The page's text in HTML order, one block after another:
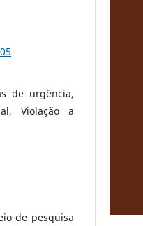
de urgência,
Violação a
de pesquisa